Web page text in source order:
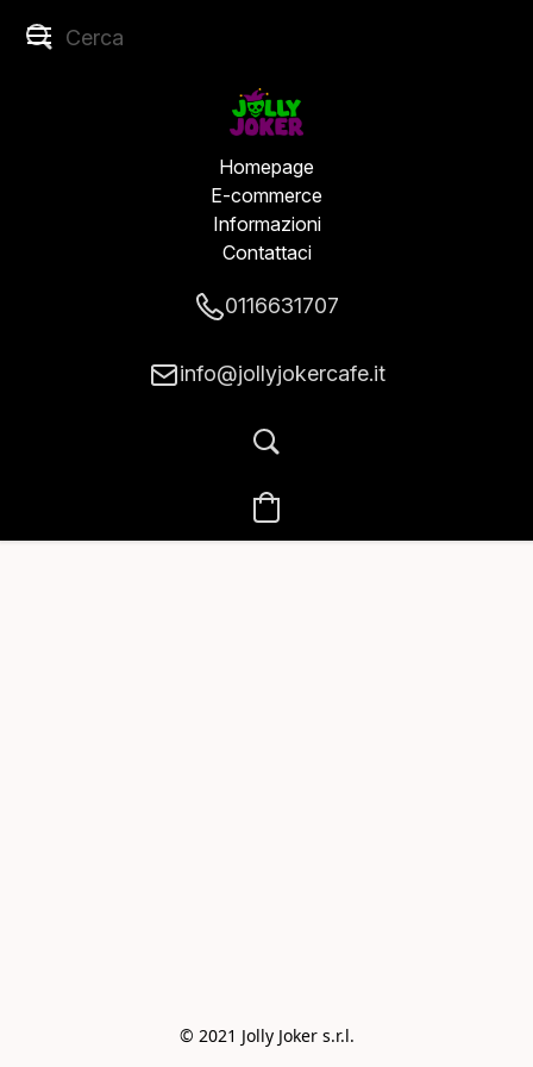
Homepage
E-commerce
Informazioni
Contattaci
0116631707
info@jollyjokercafe.it
© 2021 Jolly Joker s.r.l.